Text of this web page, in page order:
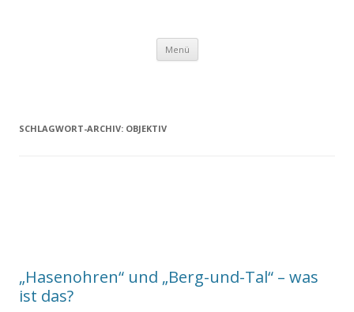
Menü Zum
springen
SCHLAGWORT-ARCHIV: OBJEKTIV
„Hasenohren“ und „Berg-und-Tal“ – was
ist das?